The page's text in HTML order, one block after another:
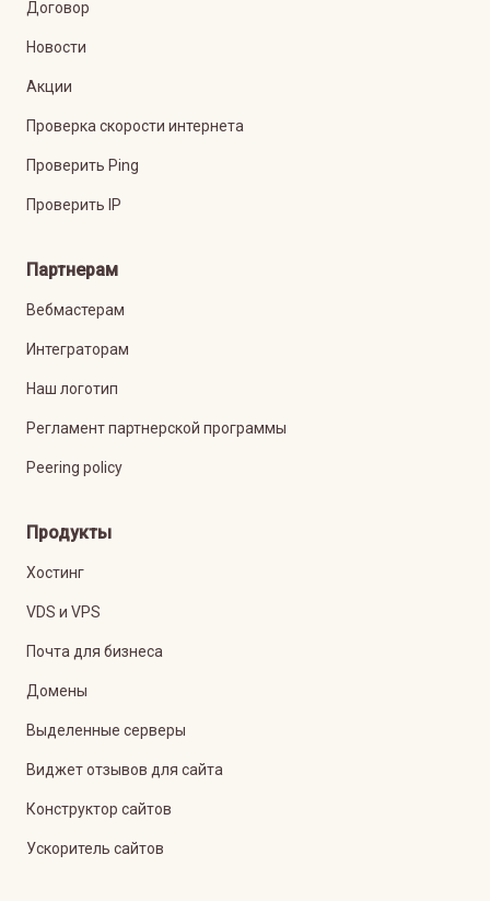
Договор
Новости
Акции
Проверка скорости интернета
Проверить Ping
Проверить IP
Партнерам
Вебмастерам
Интеграторам
Наш логотип
Регламент партнерской программы
Peering policy
Продукты
Хостинг
VDS и VPS
Почта для бизнеса
Домены
Выделенные серверы
Виджет отзывов для сайта
Конструктор сайтов
Ускоритель сайтов